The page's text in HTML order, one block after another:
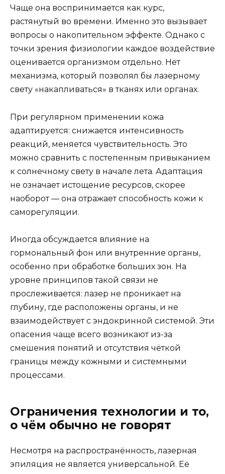
Чаще она воспринимается как курс,
растянутый во времени. Именно это вызывает
вопросы о накопительном эффекте. Однако с
точки зрения физиологии каждое воздействие
оценивается организмом отдельно. Нет
механизма, который позволял бы лазерному
свету «накапливаться» в тканях или органах.
При регулярном применении кожа
адаптируется: снижается интенсивность
реакций, меняется чувствительность. Это
можно сравнить с постепенным привыканием
к солнечному свету в начале лета. Адаптация
не означает истощение ресурсов, скорее
наоборот — она отражает способность кожи к
саморегуляции.
Иногда обсуждается влияние на
гормональный фон или внутренние органы,
особенно при обработке больших зон. На
уровне принципов такой связи не
прослеживается: лазер не проникает на
глубину, где расположены органы, и не
взаимодействует с эндокринной системой. Эти
опасения чаще всего возникают из-за
смешения понятий и отсутствия чёткой
границы между кожными и системными
процессами.
Ограничения технологии и то,
о чём обычно не говорят
Несмотря на распространённость, лазерная
эпиляция не является универсальной. Её